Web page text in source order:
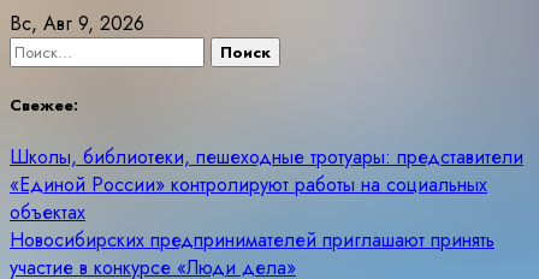
Skip
to
Вс, Авг 9, 2026
Найти:
Свежее:
Школы, библиотеки, пешеходные тротуары: представители
«Единой России» контролируют работы на социальных
объектах
Новосибирских предпринимателей приглашают принять
участие в конкурсе «Люди дела»